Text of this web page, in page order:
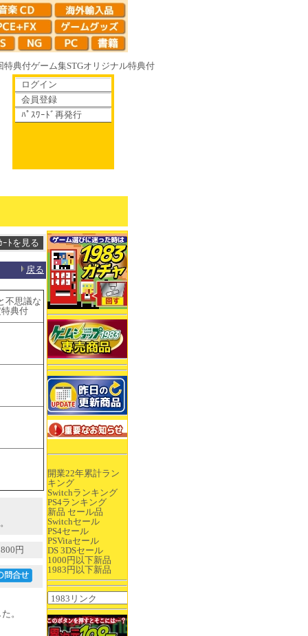
特典付ゲーム集STGオリジナル特典付
ログイン
会員登録
ﾊﾟｽﾜｰﾄﾞ再発行
開業22年累計ラン
キング
Switchランキング
PS4ランキング
新品 セール品
Switchセール
PS4セール
PSVitaセール
DS 3DSセール
1000円以下新品
1983円以下新品
戻る
不思議な
典付
円
。